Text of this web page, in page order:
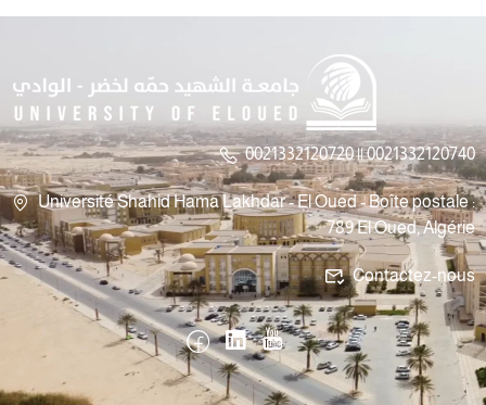
0021332120720 || 0021332120740
Université Shahid Hama Lakhdar - El Oued - Boîte postale :
789 El Oued, Algérie
Contactez-nous